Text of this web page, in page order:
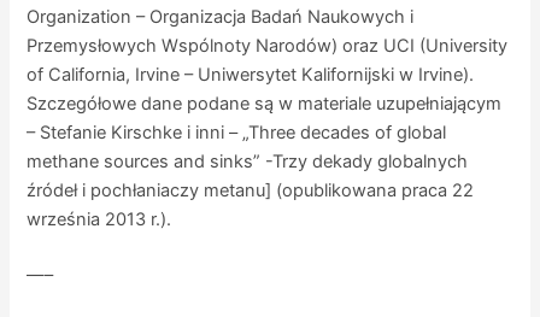
Organization – Organizacja Badań Naukowych i
Przemysłowych Wspólnoty Narodów) oraz UCI (University
of California, Irvine – Uniwersytet Kalifornijski w Irvine).
Szczegółowe dane podane są w materiale uzupełniającym
– Stefanie Kirschke i inni – „Three decades of global
methane sources and sinks” -Trzy dekady globalnych
źródeł i pochłaniaczy metanu] (opublikowana praca 22
września 2013 r.).
—–